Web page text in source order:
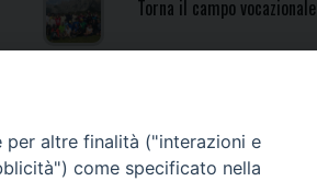
Torna il campo vocazionale
altre finalità ("interazioni e
come specificato nella